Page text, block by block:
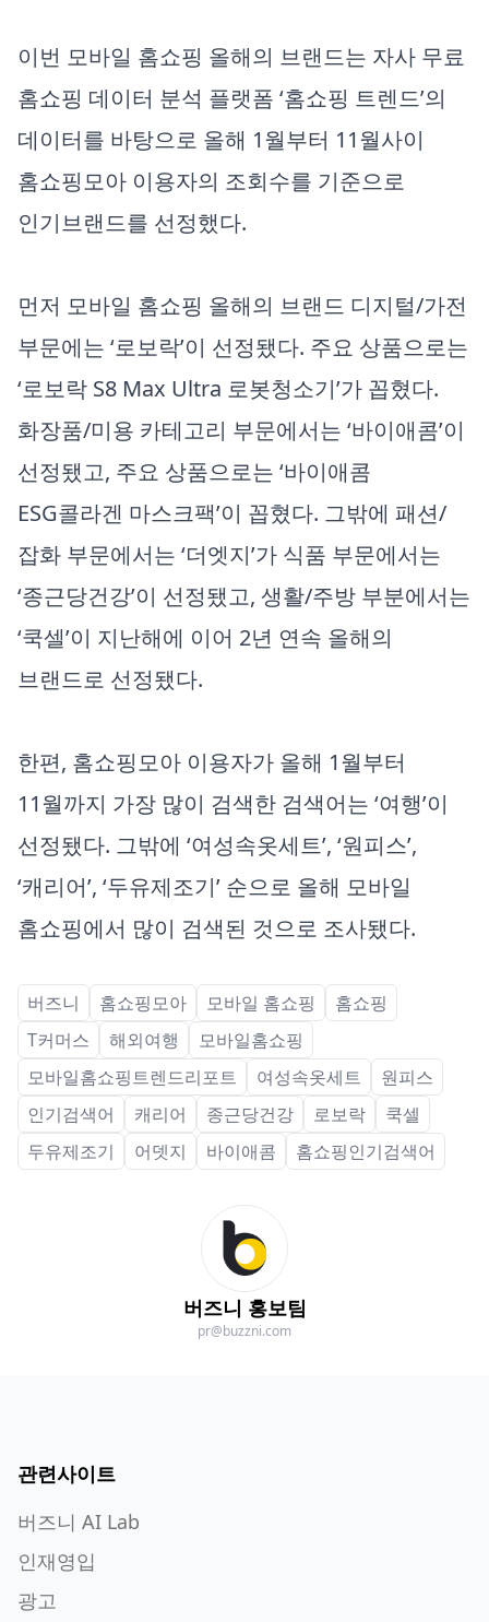
이번 모바일 홈쇼핑 올해의 브랜드는 자사 무료
홈쇼핑 데이터 분석 플랫폼 ‘홈쇼핑 트렌드’의
데이터를 바탕으로 올해 1월부터 11월사이
홈쇼핑모아 이용자의 조회수를 기준으로
인기브랜드를 선정했다.
먼저 모바일 홈쇼핑 올해의 브랜드 디지털/가전
부문에는 ‘로보락’이 선정됐다. 주요 상품으로는
‘로보락 S8 Max Ultra 로봇청소기’가 꼽혔다.
화장품/미용 카테고리 부문에서는 ‘바이애콤’이
선정됐고, 주요 상품으로는 ‘바이애콤
ESG콜라겐 마스크팩’이 꼽혔다. 그밖에 패션/
잡화 부문에서는 ‘더엣지’가 식품 부문에서는
‘종근당건강’이 선정됐고, 생활/주방 부분에서는
‘쿡셀’이 지난해에 이어 2년 연속 올해의
브랜드로 선정됐다.
한편, 홈쇼핑모아 이용자가 올해 1월부터
11월까지 가장 많이 검색한 검색어는 ‘여행’이
선정됐다. 그밖에 ‘여성속옷세트’, ‘원피스’,
‘캐리어’, ‘두유제조기’ 순으로 올해 모바일
홈쇼핑에서 많이 검색된 것으로 조사됐다.
버즈니 홈쇼핑모아 모바일 홈쇼핑
홈쇼핑
T커머스
해외여행
모바일홈쇼핑
모바일홈쇼핑트렌드리포트
여성속옷세트
원피스
인기검색어
캐리어 종근당건강 로보락
쿡셀
두유제조기
어뎃지 바이애콤 홈쇼핑인기검색어
버즈니 홍보팀
pr@buzzni.com
관련사이트
버즈니 AI Lab
인재영입
광고